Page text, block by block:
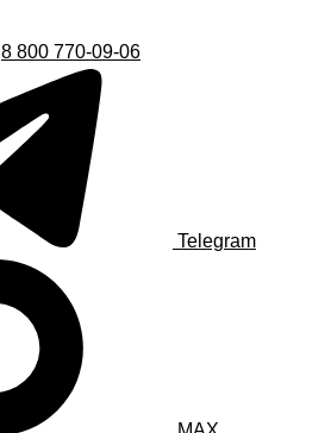
8 800 770-09-06
Telegram